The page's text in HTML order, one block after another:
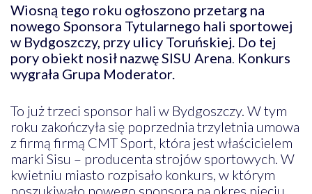
Wiosną tego roku ogłoszono przetarg na
nowego Sponsora Tytularnego hali sportowej
w Bydgoszczy, przy ulicy Toruńskiej. Do tej
pory obiekt nosił nazwę SISU Arena. Konkurs
wygrała Grupa Moderator.
To już trzeci sponsor hali w Bydgoszczy. W tym
roku zakończyła się poprzednia trzyletnia umowa
z firmą firmą CMT Sport, która jest właścicielem
marki Sisu – producenta strojów sportowych. W
kwietniu miasto rozpisało konkurs, w którym
poszukiwało nowego sponsora na okres pięciu